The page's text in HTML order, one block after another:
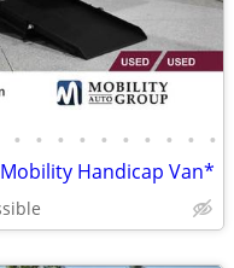
• • • • • • • • • •
Handicap Van*